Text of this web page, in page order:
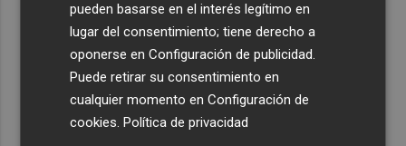
pueden basarse en el interés legítimo en
lugar del consentimiento; tiene derecho a
oponerse enConfiguración de publicidad.
Puede retirar su consentimiento en
cualquier momento enConfiguración de
cookies.Política de privacidad